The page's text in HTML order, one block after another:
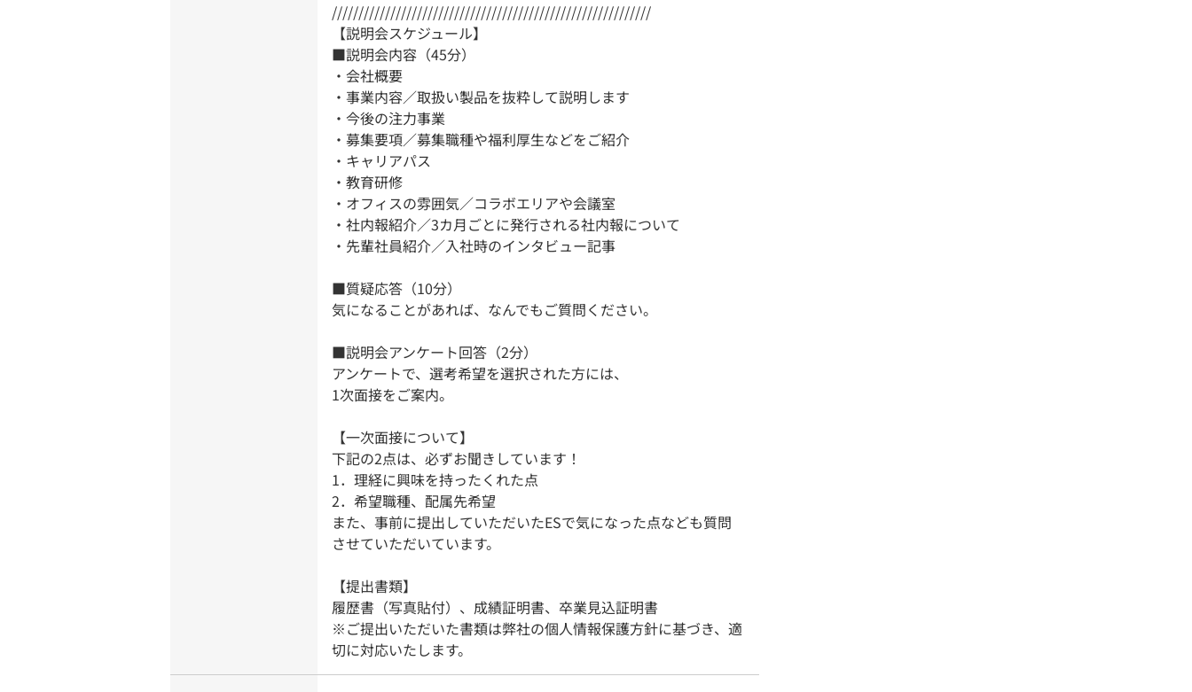
////////////////////////////////////////////////////////////
【説明会スケジュール】
■説明会内容（45分）
・会社概要
・事業内容／取扱い製品を抜粋して説明します
・今後の注力事業
・募集要項／募集職種や福利厚生などをご紹介
・キャリアパス
・教育研修
・オフィスの雰囲気／コラボエリアや会議室
・社内報紹介／3カ月ごとに発行される社内報について
・先輩社員紹介／入社時のインタビュー記事
■質疑応答（10分）
気になることがあれば、なんでもご質問ください。
■説明会アンケート回答（2分）
アンケートで、選考希望を選択された方には、
1次面接をご案内。
【一次面接について】
下記の2点は、必ずお聞きしています！
1．理経に興味を持ったくれた点
2．希望職種、配属先希望
また、事前に提出していただいたESで気になった点なども質問
させていただいています。
【提出書類】
履歴書（写真貼付）、成績証明書、卒業見込証明書
※ご提出いただいた書類は弊社の個人情報保護方針に基づき、適
切に対応いたします。